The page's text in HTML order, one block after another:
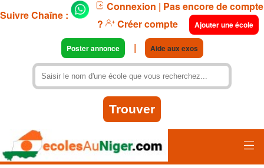
Suivre Chaîne :
Connexion | Pas encore de compte
?
Créer compte Ajouter une école
Poster annonce | Aide aux exos